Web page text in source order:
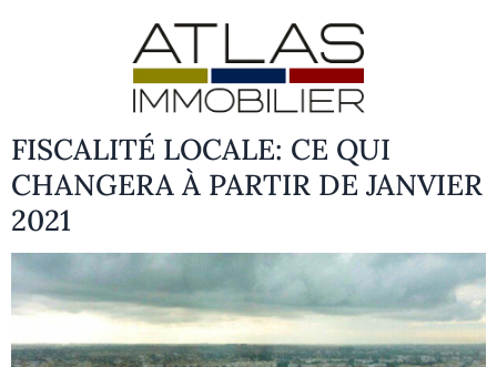
FISCALITÉ LOCALE: CE QUI
CHANGERA À PARTIR DE JANVIER
2021